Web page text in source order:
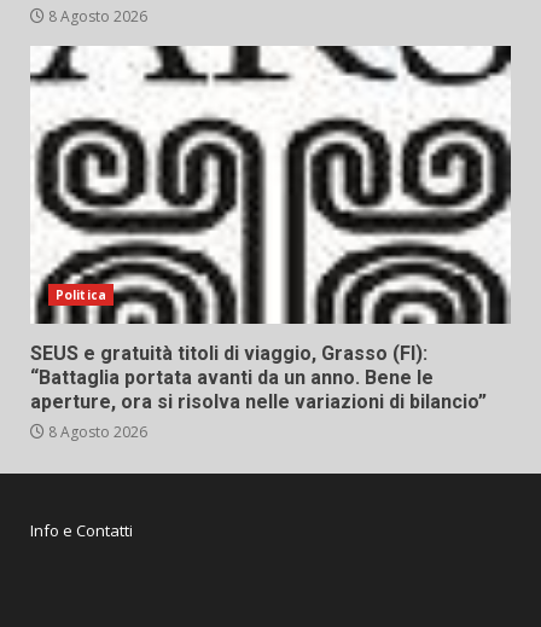
8 Agosto 2026
Politica
SEUS e gratuità titoli di viaggio, Grasso (FI):
“Battaglia portata avanti da un anno. Bene le
aperture, ora si risolva nelle variazioni di bilancio”
8 Agosto 2026
Info e Contatti